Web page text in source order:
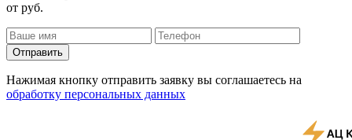
от руб.
Отправить
Нажимая кнопку отправить заявку вы соглашаетесь на
обработку персональных данных